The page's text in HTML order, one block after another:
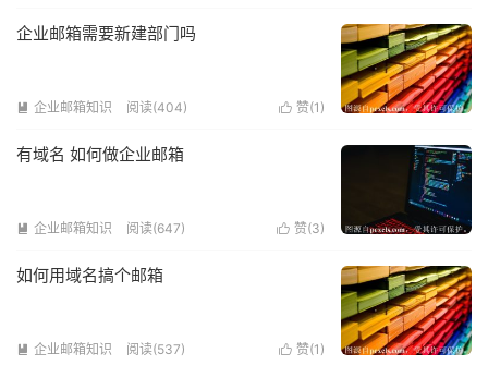
企业邮箱需要新建部门吗
 企业邮箱知识 阅读(404)  赞(1 )
有域名 如何做企业邮箱
 企业邮箱知识 阅读(647)  赞(3)
如何用域名搞个邮箱
 企业邮箱知识 阅读(537)  赞(1 )